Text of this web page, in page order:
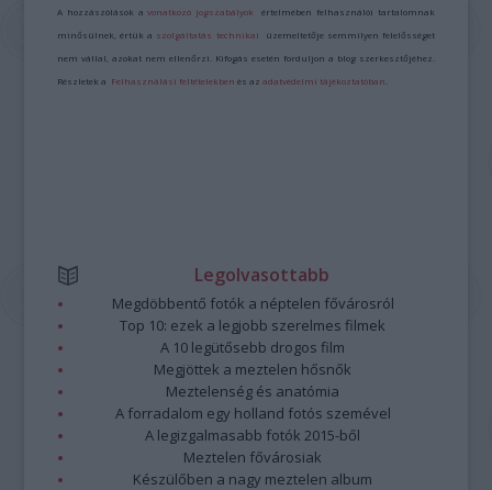
A hozzászólások avonatkozó jogszabályok értelmében felhasználói tartalomnak
minősülnek, értük a szolgáltatás technikai üzemeltetője semmilyen felelősséget
nem vállal, azokat nem ellenőrzi. Kifogás esetén forduljon a blog szerkesztőjéhez.
Részletek a Felhasználási feltételekben és azadatvédelmi tájékoztatóban
Legolvasottabb
Megdöbbentő fotók a néptelen fővárosról
Top 10: ezek a legjobb szerelmes filmek
A 10 legütősebb drogos film
Megjöttek a meztelen hősnők
Meztelenség és anatómia
A forradalom egy holland fotós szemével
A legizgalmasabb fotók 2015-ből
Meztelen fővárosiak
Készülőben a nagy meztelen album